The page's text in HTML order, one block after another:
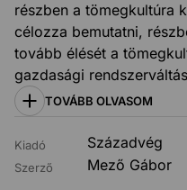
részben a tömegkultúra
célozza bemutatni,
tovább élését a
gazdasági
kísérte a kulturális. A
szereplőket; a
popzene világából. E
ismeri a közönség, mert
voltak közöttük jól
TOVÁBB OLVASOM
Kiadó Századvég
Szerző Mező Gábor